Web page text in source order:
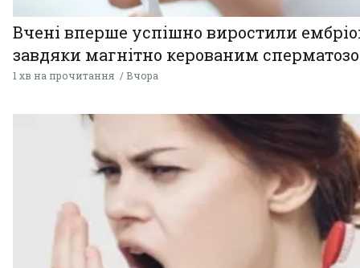
Вчені вперше успішно виростили
завдяки магнітно керованим
1 хв на прочитання Вчора